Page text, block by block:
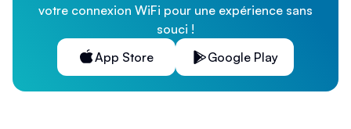
votre connexion WiFi pour une expérience sans
souci !
App Store
Google Play